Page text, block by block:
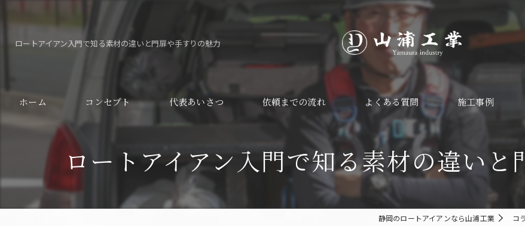
ロートアイアン入門で知る素材の違いと門扉や手すりの魅力
ホーム コンセプト 代表あいさつ 依頼までの流れ よくある質問 施工事例
ロートアイアン入門で知る素材の違いと
静岡のロートアイアンなら山浦工業 コ